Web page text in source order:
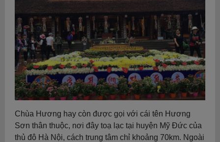
Chùa Hương hay còn được gọi với cái tên Hương
Sơn thân thuộc, nơi đây toạ lạc tại huyện Mỹ Đức của
thủ đô Hà Nội, cách trung tâm chỉ khoảng 70km. Ngoài